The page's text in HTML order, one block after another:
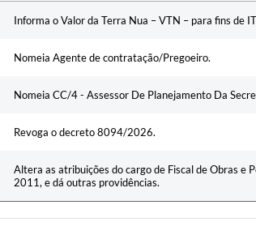
Informa o Valor da Terra Nua – VTN – para fins de
Nomeia Agente de contratação/Pregoeiro.
Nomeia CC/4 - Assessor De Planejamento Da
Revoga o decreto 8094/2026.
Altera as atribuições do cargo de Fiscal de Obras e
2011, e dá outras providências.